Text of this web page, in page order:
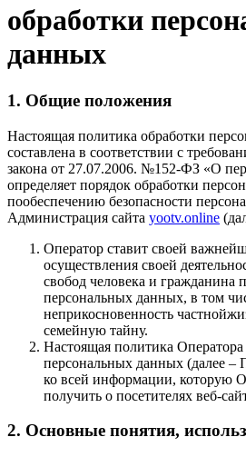
обработки
данных
1. Общие положения
Настоящая политика обработки
составлена в соответствии с
закона от 27.07.2006. №152-ФЗ «О
определяет порядок обработки
пообеспечению безопасности
Администрация сайта yootv.online
Оператор ставит своей
осуществления своей
свобод человека и гражданина
персональных данных, в том
неприкосновенность
семейную тайну.
Настоящая политика
персональных данных (далее –
ко всей информации, которую
получить о посетителях веб-
2. Основные понятия,